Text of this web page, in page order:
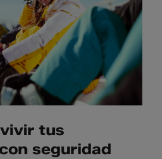
tus
seguridad